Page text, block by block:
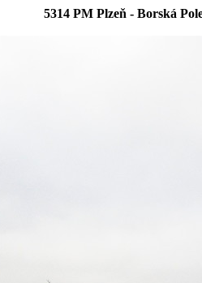
5314 PM Plzeň - Borská